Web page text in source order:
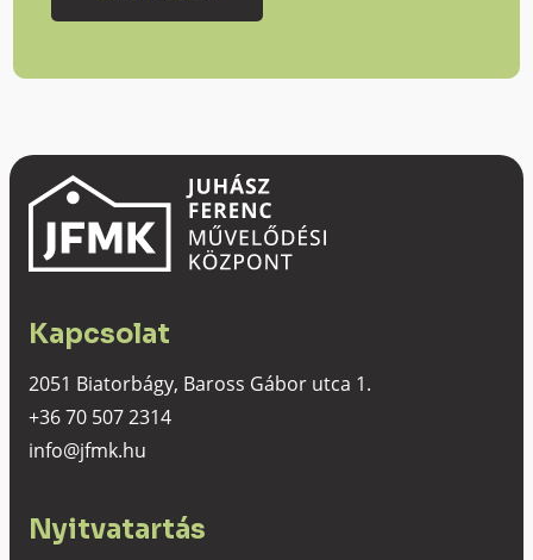
Kapcsolat
2051 Biatorbágy, Baross Gábor utca 1.
+36 70 507 2314
info@jfmk.hu
Nyitvatartás